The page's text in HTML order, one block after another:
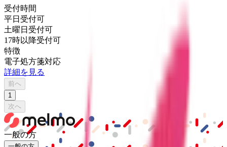
受付時間
平日受付可
土曜日受付可
17時以降受付可
特徴
電子処方箋対応
詳細を見る
前へ
1
次へ
一般の方